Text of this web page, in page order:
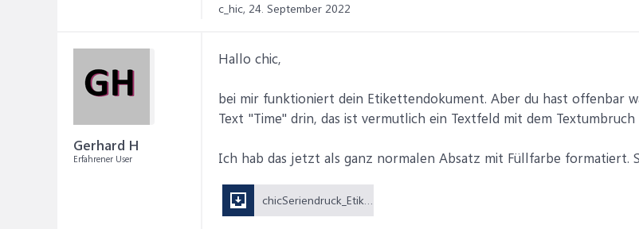
c_hic, 24. September 2022
Gerhard H
Erfahrener User
Hallo chic,
bei mir funktioniert dein Etikettendokument. Aber du hast offenbar
Text "Time" drin, das ist vermutlich ein Textfeld mit dem Textumbruch
Ich hab das jetzt als ganz normalen Absatz mit Füllfarbe formatiert.
chicSeriendruck_Etiketten2.docx (26,6 KB)